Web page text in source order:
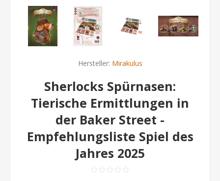
Hersteller: Mirakulus
Sherlocks Spürnasen:
Tierische Ermittlungen in
der Baker Street -
Empfehlungsliste Spiel des
Jahres 2025